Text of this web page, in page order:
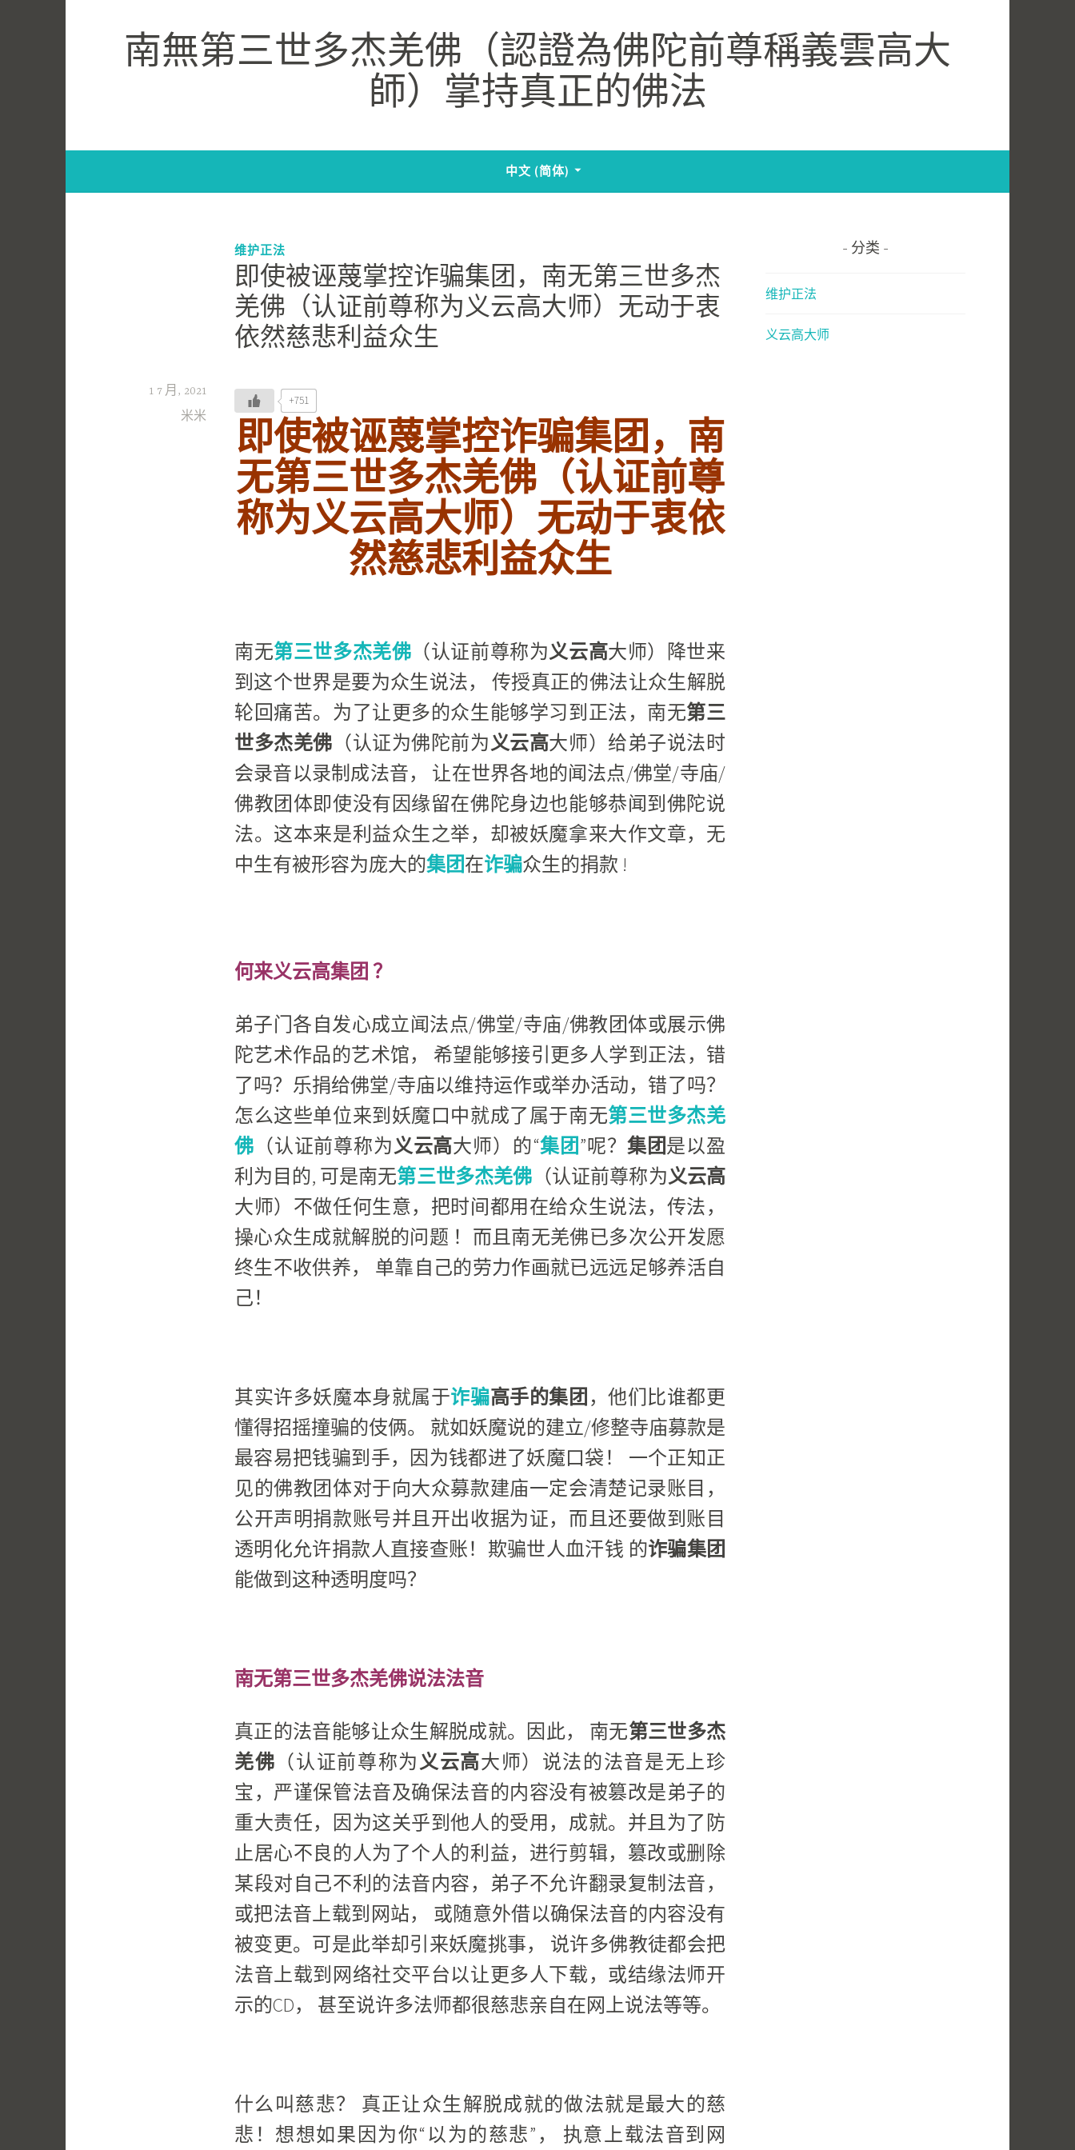
南無第三世多杰羌佛（認證為佛陀前尊稱義雲高大
師）掌持真正的佛法
中文 (简体)
维护正法
即使被诬蔑掌控诈骗集团，南无第三世多杰
羌佛（认证前尊称为义云高大师）无动于衷
依然慈悲利益众生
1 7 月, 2021
米米
+751
即使被诬蔑掌控诈骗集团，南
无第三世多杰羌佛（认证前尊
称为义云高大师）无动于衷依
然慈悲利益众生
南无第三世多杰羌佛 （认证前尊称为义云高大师）降世来
到这个世界是要为众生说法，
传授真正的佛法让众生解脱
轮回痛苦。为了让更多的众生能够学习到正法，南无第三
世多杰羌佛 （认证为佛陀前为义云高大师）给弟子说法时
会录音以录制成法音， 让在世界各地的闻法点/佛堂/寺庙/
佛教团体即使没有因缘留在佛陀身边也能够恭闻到佛陀说
法。这本来是利益众生之举，却被妖魔拿来大作文章，无
中生有被形容为庞大的集团在诈骗众生的捐款 !
何来义云高集团 ？
弟子门各自发心成立闻法点/佛堂/寺庙/佛教团体或展示佛
陀艺术作品的艺术馆， 希望能够接引更多人学到正法，错
了吗？乐捐给佛堂/寺庙以维持运作或举办活动，错了吗？
怎么这些单位来到妖魔口中就成了属于南无第三世多杰羌
佛 （认证前尊称为义云高大师）的“集团”呢？ 集团是以盈
利为目的, 可是南无第三世多杰羌佛 （认证前尊称为义云高
大师）不做任何生意，把时间都用在给众生说法，传法，
操心众生成就解脱的问题 ！而且南无羌佛已多次公开发愿
终生不收供养， 单靠自己的劳力作画就已远远足够养活自
己！
其实许多妖魔本身就属于诈骗高手的集团 ，他们比谁都更
懂得招摇撞骗的伎俩。 就如妖魔说的建立/修整寺庙募款是
最容易把钱骗到手，因为钱都进了妖魔口袋！ 一个正知正
见的佛教团体对于向大众募款建庙一定会清楚记录账目，
公开声明捐款账号并且开出收据为证，而且还要做到账目
透明化允许捐款人直接查账！欺骗世人血汗钱 的诈骗集团
能做到这种透明度吗？
南无第三世多杰羌佛说法法音
真正的法音能够让众生解脱成就。因此， 南无第三世多杰
羌佛 （认证前尊称为义云高大师）说法的法音是无上珍
宝，严谨保管法音及确保法音的内容没有被篡改是弟子的
重大责任，因为这关乎到他人的受用，成就。并且为了防
止居心不良的人为了个人的利益，进行剪辑，篡改或删除
某段对自己不利的法音内容，弟子不允许翻录复制法音，
或把法音上载到网站， 或随意外借以确保法音的内容没有
被变更。可是此举却引来妖魔挑事， 说许多佛教徒都会把
法音上载到网络社交平台以让更多人下载，或结缘法师开
示的CD， 甚至说许多法师都很慈悲亲自在网上说法等等。
什么叫慈悲？ 真正让众生解脱成就的做法就是最大的慈
悲！想想如果因为你“以为的慈悲”， 执意上载法音到网
分类
维护正法
义云高大师